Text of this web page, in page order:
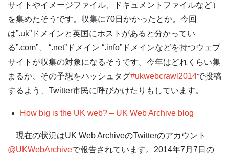
サイトやイメージファイル、ドキュメントファイルなど）
を集めたそうです。収集に70日かかったとか。今回
は”.uk”ドメインと英国にホストがあると分かってい
る”.com”、 “.net”ドメイン “.info”ドメインなどを持つウェブ
サイトが収集の対象になるそうです。今年はどれくらい集
まるか、その予想をハッシュタグ#ukwebcrawl2014で投稿
するよう、Twitter市民に呼びかけたりもしています。
How big is the UK web? – UK Web Archive blog
現在の状況はUK Web ArchiveのTwitterのアカウント
@UKWebArchiveで報告されています。2014年7月7日の